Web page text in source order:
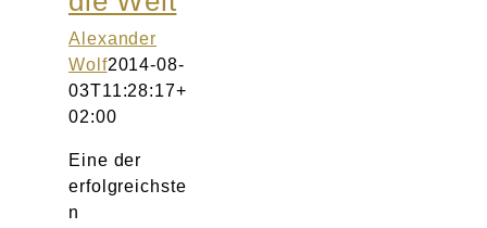
Alexander
Wolf2014-08-
03T11:28:17+
02:00
Eine der
erfolgreichste
n